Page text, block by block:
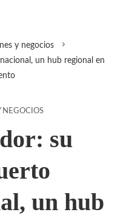
y negocios
un hub regional en
NEGOCIOS
su
un hub